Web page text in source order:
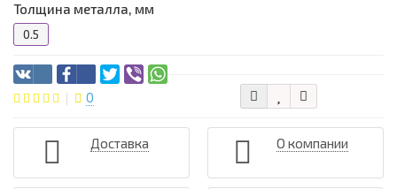
Толщина металла, мм
0.5
0
Доставка О компании